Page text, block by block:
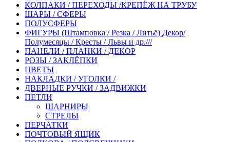
КОЛПАКИ / ПЕРЕХОДЫ /КРЕПЁЖ НА ТРУБУ
ШАРЫ / СФЕРЫ
ПОЛУСФЕРЫ
ФИГУРЫ (Штамповка / Резка / Литьё) Декор/
Полумесяцы / Кресты / Львы и др.///
ПАНЕЛИ / ПЛАНКИ / ДЕКОР
РОЗЫ / ЗАКЛЁПКИ
ЦВЕТЫ
НАКЛАДКИ / УГОЛКИ /
ДВЕРНЫЕ РУЧКИ / ЗАДВИЖКИ
ПЕТЛИ
ШАРНИРЫ
СТРЕЛЫ
ПЕРЧАТКИ
ПОЧТОВЫЙ ЯЩИК